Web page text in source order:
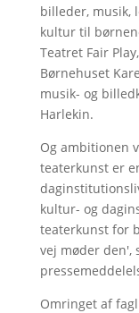
billeder, musik,
kultur til
Teatret Fair
Børnehuset
musik- og
Harlekin.
Og ambitionen
teaterkunst er
kultur- og
teaterkunst for
vej møder den',
Omringet af